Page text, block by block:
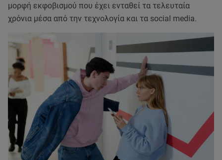
μορφή εκφοβισμού που έχει ενταθεί τα τελευταία
χρόνια μέσα από την τεχνολογία και τα social media.